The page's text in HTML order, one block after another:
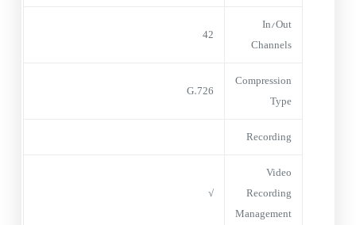
In/Out
Channels
42
Compression
Type
G.726
Recording
Video
Recording
Management
√